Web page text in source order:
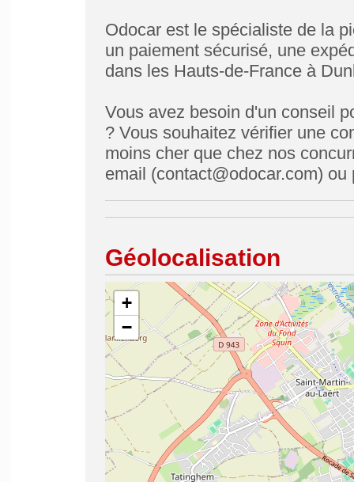
Odocar est le spécialiste de la
un paiement sécurisé, une
dans les Hauts-de-France à
Vous avez besoin d'un conseil
? Vous souhaitez vérifier une
moins cher que chez nos
email (contact@odocar.com)
Géolocalisation
+
−